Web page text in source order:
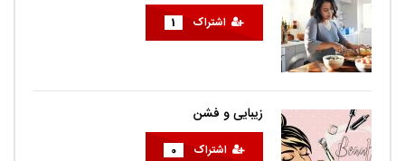
اشتراک 1
زیبایی و فشن
اشتراک 0